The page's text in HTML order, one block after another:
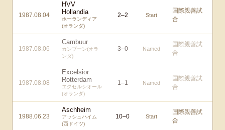
1987.08.04
HVV
Hollandia
ホーランディア
(オランダ)
2–2 Start
国際親善試
合
1987.08.06
Cambuur
カンブーン(オラ
ンダ)
3–0 Named
国際親善試
合
1987.08.08
Excelsior
Rotterdam
エクセルシオール
(オランダ)
1–1 Named
国際親善試
合
1988.06.23
Aschheim
アッシュハイム
(西ドイツ)
10–0 Start
国際親善試
合